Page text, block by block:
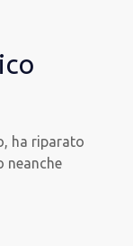
ha riparato
neanche